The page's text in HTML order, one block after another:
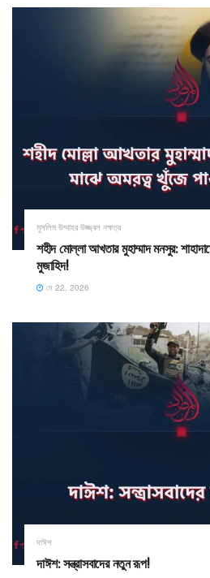
মুসলিম উম্মাহর উজ্জ্বল নক্ষত্র
শহীদ মোল্লা আখতার মুহাম্মাদ মনসুর:
মুজাহিদ!
মে 22, 2026
দাঈশ
দাঈশ: সন্ত্রাসবাদের নতুন রূপ!